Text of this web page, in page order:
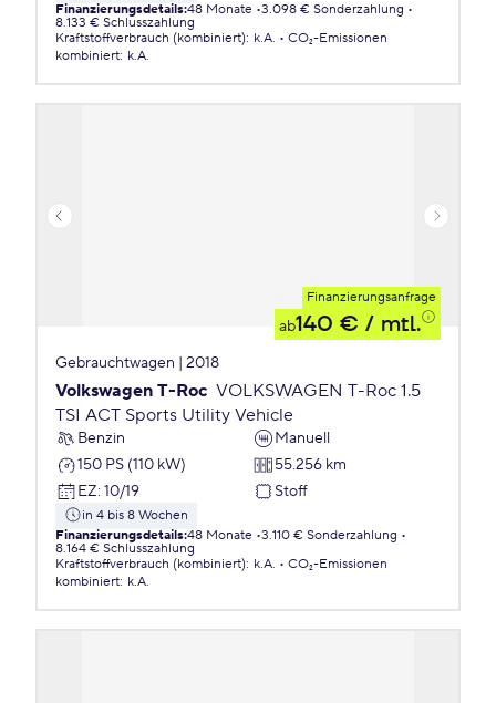
Finanzierungsdetails:48 Monate 3.098 € Sonderzahlung
8.133 € Schlusszahlung
Kraftstoffverbrauch (kombiniert): k.A.
CO₂-Emissionen
kombiniert: k.A.
Finanzierungsanfrage
ab140 € / mtl.
Gebrauchtwagen | 2018
Volkswagen T-Roc VOLKSWAGEN T-Roc 1.5
TSI ACT Sports Utility Vehicle
Benzin
Manuell
150 PS (110 kW)
55.256 km
EZ: 10/19 Stoff
in 4 bis 8 Wochen
Finanzierungsdetails:48 Monate 3.110 € Sonderzahlung
8.164 € Schlusszahlung
Kraftstoffverbrauch (kombiniert): k.A.
CO₂-Emissionen
kombiniert: k.A.